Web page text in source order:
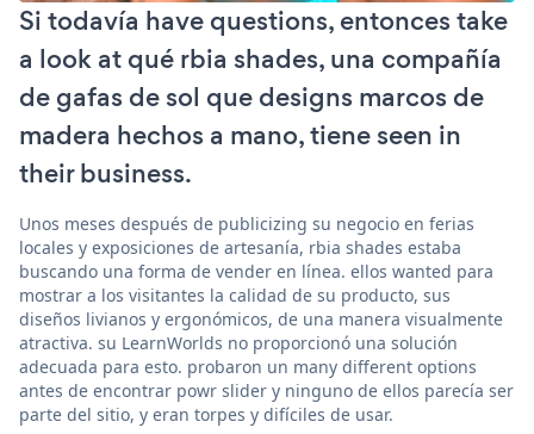
Si todavía have questions, entonces take
a look at qué rbia shades, una compañía
de gafas de sol que designs marcos de
madera hechos a mano, tiene seen in
their business.
Unos meses después de publicizing su negocio en ferias
locales y exposiciones de artesanía, rbia shades estaba
buscando una forma de vender en línea. ellos wanted para
mostrar a los visitantes la calidad de su producto, sus
diseños livianos y ergonómicos, de una manera visualmente
atractiva. su LearnWorlds no proporcionó una solución
adecuada para esto. probaron un many different options
antes de encontrar powr slider y ninguno de ellos parecía ser
parte del sitio, y eran torpes y difíciles de usar.